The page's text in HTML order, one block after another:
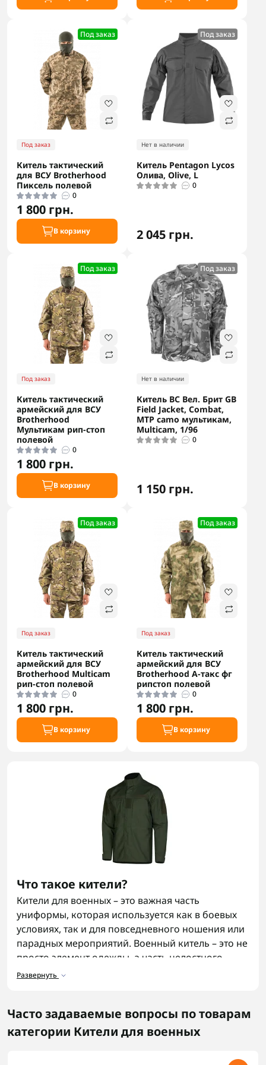
Под заказ
Под заказ
Китель тактический
для ВСУ Brotherhood
Пиксель полевой
0
1 800 грн.
В корзину
Под заказ
Нет в наличии
Китель Pentagon Lycos
Олива, Olive, L
0
2 045 грн.
Под заказ
Под заказ
Китель тактический
армейский для ВСУ
Brotherhood
Мультикам рип-стоп
полевой
0
1 800 грн.
В корзину
Под заказ
Нет в наличии
Китель ВС Вел. Брит GB
Field Jacket, Combat,
MTP camo мультикам,
Multicam, 1/96
0
1 150 грн.
Под заказ
Под заказ
Китель тактический
армейский для ВСУ
Brotherhood Multicam
рип-стоп полевой
0
1 800 грн.
В корзину
Под заказ
Под заказ
Китель тактический
армейский для ВСУ
Brotherhood А-такс фг
рипстоп полевой
0
1 800 грн.
В корзину
Что такое кители?
Кители для военных – это важная часть
униформы, которая используется как в боевых
условиях, так и для повседневного ношения или
парадных мероприятий. Военный китель – это не
просто элемент одежды, а часть целостного
образа солдата, подчеркивающая дисциплину и
Брюки военныеобычно подбирают в том же
цвете и камуфляже, что и китель.
Развернуть
Часто задаваемые вопросы по товарам
категории Кители для военных